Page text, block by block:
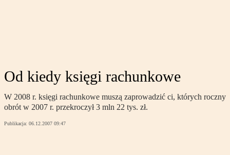
Od kiedy księgi rachunkowe
W 2008 r. księgi rachunkowe muszą zaprowadzić ci, których roczny
obrót w 2007 r. przekroczył 3 mln 22 tys. zł.
Publikacja: 06.12.2007 09:47